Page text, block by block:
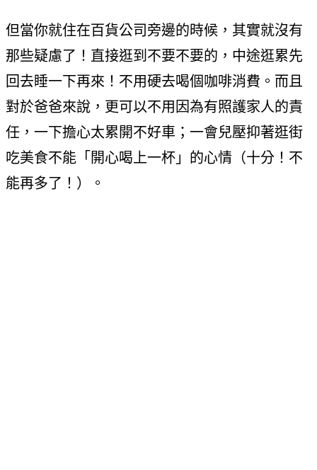
但當你就住在百貨公司旁邊的時候，其實就沒有
那些疑慮了！直接逛到不要不要的，中途逛累先
回去睡一下再來！不用硬去喝個咖啡消費。而且
對於爸爸來說，更可以不用因為有照護家人的責
任，一下擔心太累開不好車；一會兒壓抑著逛街
吃美食不能「開心喝上一杯」的心情（十分！不
能再多了！）。